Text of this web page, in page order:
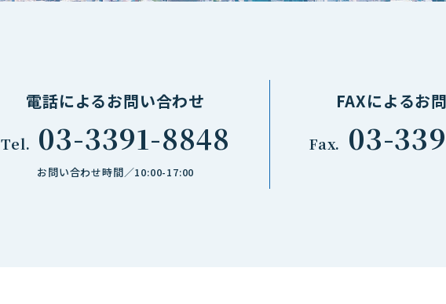
電話によるお問い合わせ
Tel. 03-3391-8848
お問い合わせ時間／10:00-17:00
FAXによるお
Fax. 03-